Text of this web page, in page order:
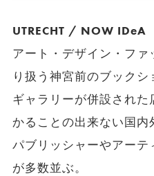
UTRECHT / NOW IDeA
アート・デザイン・フ
り扱う神宮前のブックシ
ギャラリーが併設され
かることの出来ない国内
パブリッシャーやアーテ
が多数並ぶ。